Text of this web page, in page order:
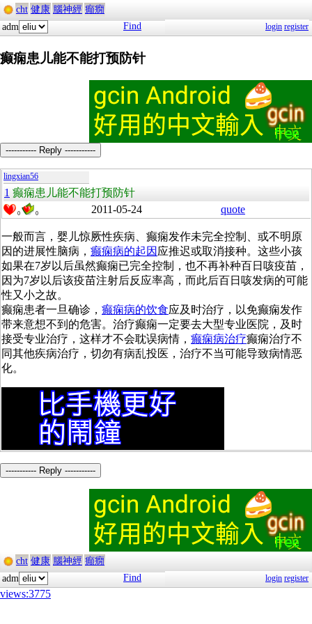
cht 健康 腦神經 癲癇
adm
Find login register
癫痫患儿能不能打预防针
----------- Reply -----------
lingxian56
1 癫痫患儿能不能打预防针
0 0 2011-05-24 quote
一般而言，婴儿惊厥性疾病、癫痫发作未完全控制、或不明原
因的进展性脑病， 癫痫病的起因 应推迟或取消接种。这些小孩
如果在7岁以后虽然癫痫已完全控制，也不再补种百日咳疫苗，
因为7岁以后该疫苗注射后反应率高，而此后百日咳发病的可能
性又小之故。
癫痫患者一旦确诊， 癫痫病的饮食应及时治疗，以免癫痫发作
带来意想不到的危害。治疗癫痫一定要去大型专业医院，及时
接受专业治疗，这样才不会耽误病情， 癫痫病治疗癫痫治疗不
同其他疾病治疗，切勿有病乱投医，治疗不当可能导致病情恶
化。
----------- Reply -----------
cht 健康 腦神經 癲癇
adm
Find login register
views:3775